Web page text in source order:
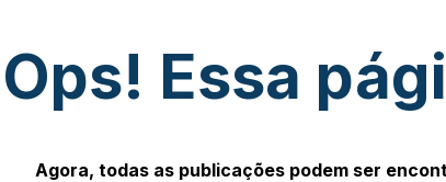
Ops! Essa
Agora, todas as publicações podem ser